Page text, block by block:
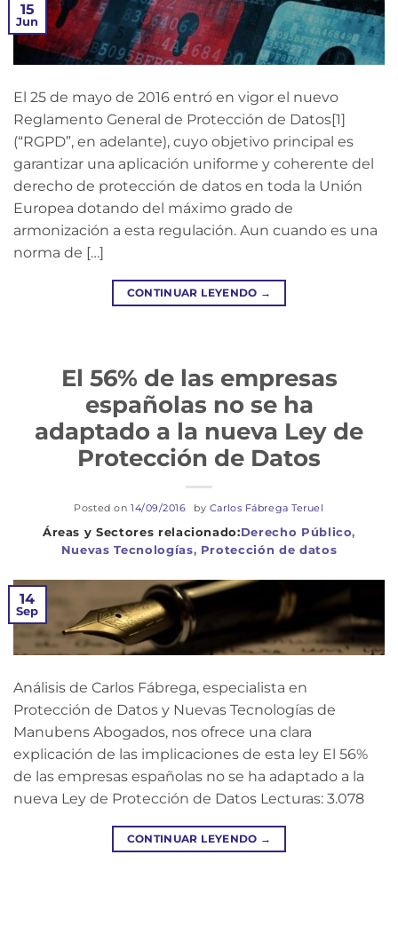
15
Jun
El 25 de mayo de 2016 entró en vigor el nuevo
Reglamento General de Protección de Datos[1]
(“RGPD”, en adelante), cuyo objetivo principal es
garantizar una aplicación uniforme y coherente del
derecho de protección de datos en toda la Unión
Europea dotando del máximo grado de
armonización a esta regulación. Aun cuando es una
norma de […]
CONTINUAR LEYENDO →
Derecho Público,
Nuevas Tecnologías, Protección de datos
El 56% de las empresas
españolas no se ha
adaptado a la nueva Ley de
Protección de Datos
Posted on 14/09/2016 by Carlos Fábrega Teruel
14
Sep
Análisis de Carlos Fábrega, especialista en
Protección de Datos y Nuevas Tecnologías de
Manubens Abogados, nos ofrece una clara
explicación de las implicaciones de esta ley El 56%
de las empresas españolas no se ha adaptado a la
nueva Ley de Protección de Datos Lecturas: 3.078
CONTINUAR LEYENDO →